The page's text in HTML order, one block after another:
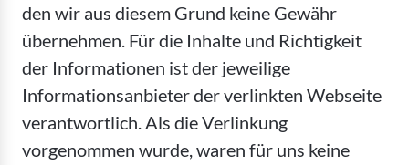
den wir aus diesem Grund keine Gewähr
übernehmen. Für die Inhalte und Richtigkeit
der Informationen ist der jeweilige
Informationsanbieter der verlinkten Webseite
verantwortlich. Als die Verlinkung
vorgenommen wurde, waren für uns keine